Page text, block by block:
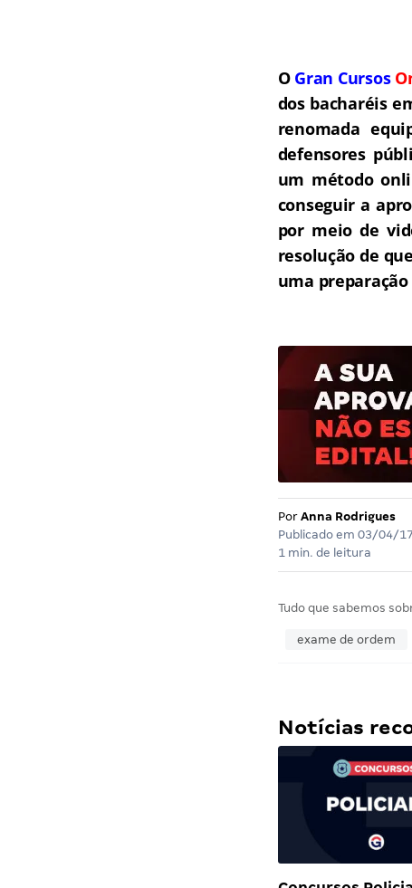
O Gran Cursos
dos bacharéis
renomada
defensores
um método
conseguir a
por meio de
resolução de
uma
Por Anna Rodrigues
Publicado em 03/04/17
1 min. de leitura
Tudo que sabemos
exame de ordem
Notícias